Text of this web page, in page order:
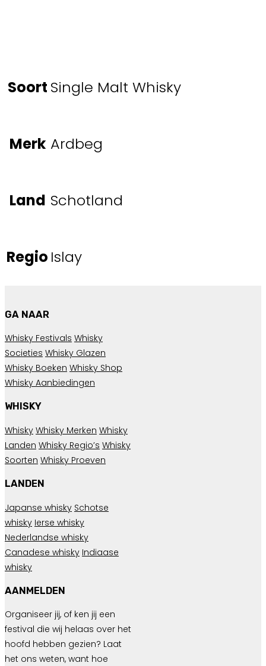
Soort Single Malt Whisky
Merk Ardbeg
Land Schotland
Regio Islay
GA NAAR
Whisky Festivals Whisky
Societies Whisky Glazen
Whisky Boeken Whisky Shop
Whisky Aanbiedingen
WHISKY
Whisky Whisky Merken Whisky
Landen Whisky Regio’s Whisky
Soorten Whisky Proeven
LANDEN
Japanse whisky Schotse
whisky Ierse whisky
Nederlandse whisky
Canadese whisky Indiaase
whisky
AANMELDEN
Organiseer jij, of ken jij een
festival die wij helaas over het
hoofd hebben gezien? Laat
het ons weten, want hoe